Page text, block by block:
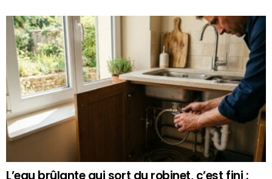
L’eau brûlante qui sort du robinet, c’est fini :